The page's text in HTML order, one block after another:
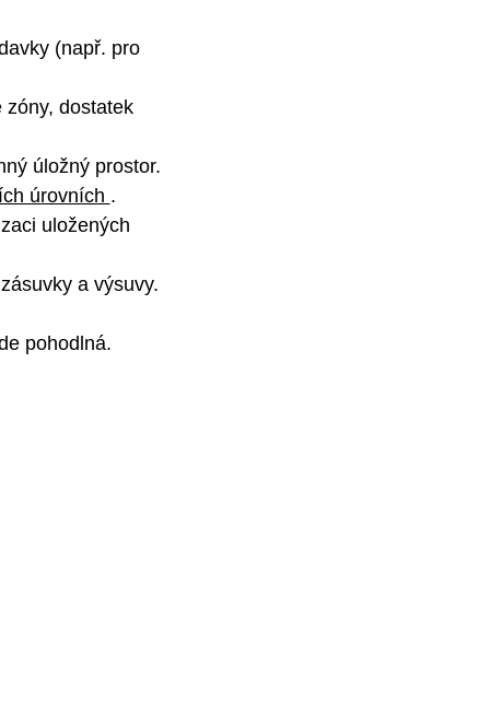
(např. pro
zóny, dostatek
úložný prostor.
úrovních .
uložených
a výsuvy.
pohodlná.